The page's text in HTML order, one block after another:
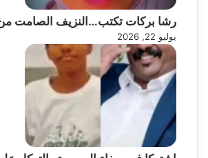
رشا بركات تكتب…النزيف الصامت
يوليو 22, 2026